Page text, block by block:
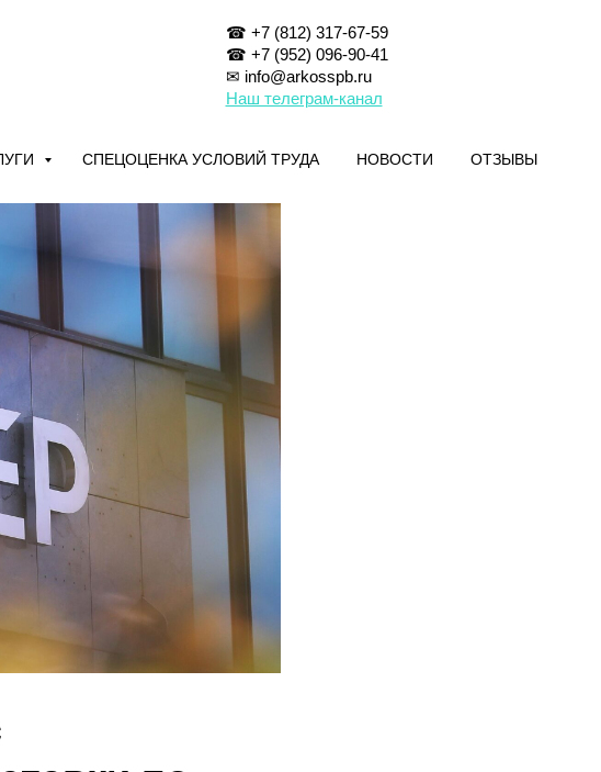
☎ +7 (812) 317-67-59
☎ +7 (952) 096-90-41
✉ info@arkosspb.ru
Наш телеграм-канал
СПЕЦОЦЕНКА УСЛОВИЙ ТРУДА НОВОСТИ ОТЗЫВЫ